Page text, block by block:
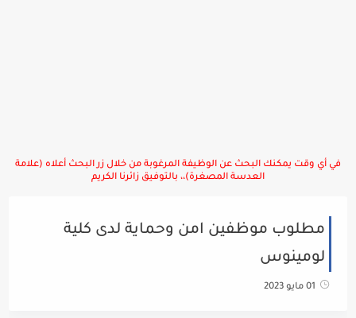
في أي وقت يمكنك البحث عن الوظيفة المرغوبة من خلال زر البحث أعلاه (علامة
العدسة المصغرة)،، بالتوفيق زائرنا الكريم
مطلوب موظفين امن وحماية لدى كلية
لومينوس
01 مايو 2023